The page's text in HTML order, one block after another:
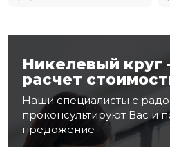
Никелевый круг
расчет
Наши специалисты с
проконсультируют Вас и
предожение